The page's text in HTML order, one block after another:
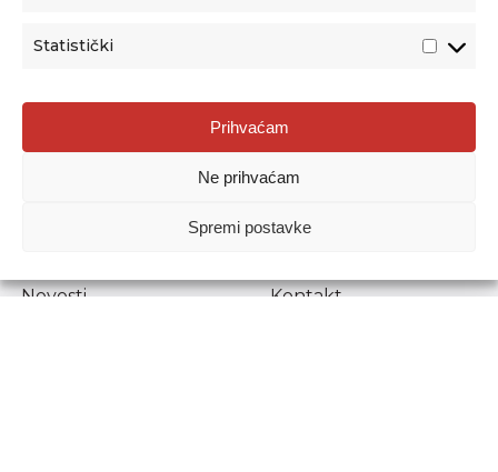
Statistički
Prihvaćam
Ne prihvaćam
Spremi postavke
Agencija za odgoj i obrazovanje
Donje Svetice 38, 10000 Zagreb
1778129
Prenošenje sadržaja dopušteno je uz navođenje izvora.
Novosti
Kontakt